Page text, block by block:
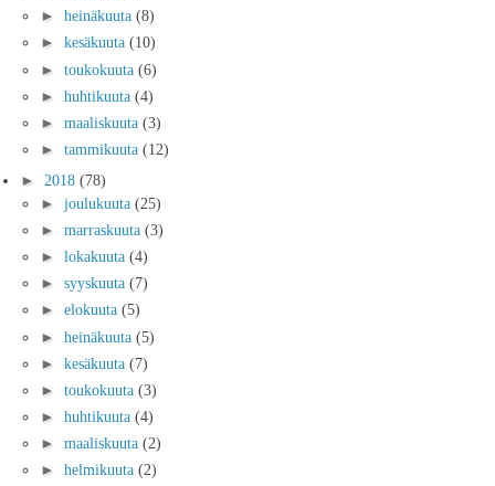
► heinäkuuta (8)
► kesäkuuta (10)
► toukokuuta (6)
► huhtikuuta (4)
► maaliskuuta (3)
► tammikuuta (12)
► 2018 (78)
► joulukuuta (25)
► marraskuuta (3)
► lokakuuta (4)
► syyskuuta (7)
► elokuuta (5)
► heinäkuuta (5)
► kesäkuuta (7)
► toukokuuta (3)
► huhtikuuta (4)
► maaliskuuta (2)
► helmikuuta (2)